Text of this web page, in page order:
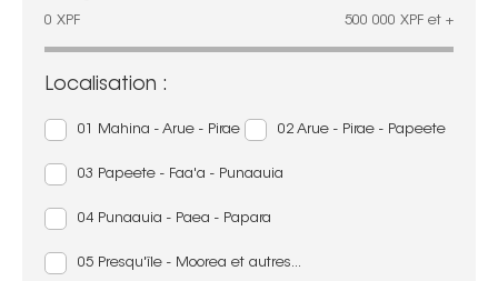
0 XPF 500 000 XPF et +
Localisation :
01 Mahina - Arue - Pirae 02 Arue - Pirae - Papeete
03 Papeete - Faa'a - Punaauia
04 Punaauia - Paea - Papara
05 Presqu'île - Moorea et autres...